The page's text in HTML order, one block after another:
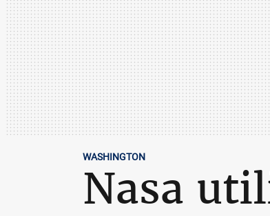
WASHINGTON
Nasa